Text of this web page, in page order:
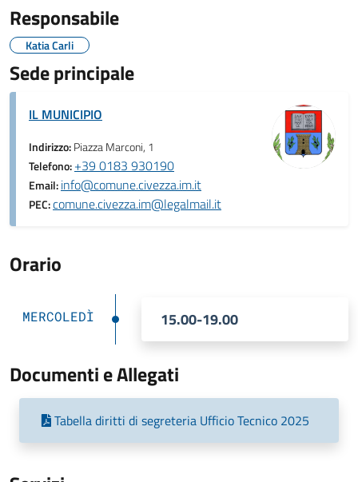
Responsabile
Katia Carli
Sede principale
IL MUNICIPIO
Indirizzo:Piazza Marconi, 1
Telefono:+39 0183 930190
Email:info@comune.civezza.im.it
PEC:comune.civezza.im@legalmail.it
Orario
MERCOLEDÌ 15.00-19.00
Documenti e Allegati
Tabella diritti di segreteria Ufficio Tecnico 2025